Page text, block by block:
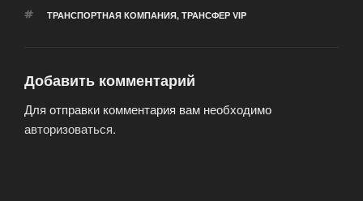
МЕТКИ
ТРАНСПОРТНАЯ КОМПАНИЯ, ТРАНСФЕР VIP
Добавить комментарий
Для отправки комментария вам необходимо
авторизоваться.